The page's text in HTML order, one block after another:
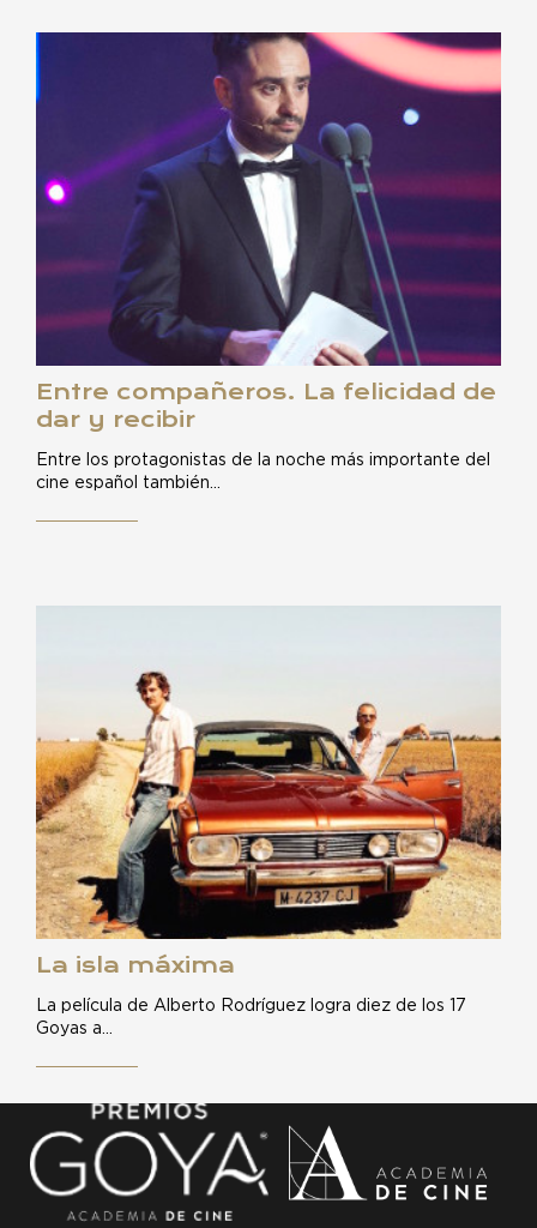
Entre compañeros. La felicidad de
dar y recibir
Entre los protagonistas de la noche más importante del
cine español también…
La isla máxima
La película de Alberto Rodríguez logra diez de los 17
Goyas a…